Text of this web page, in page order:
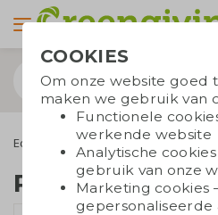
Eco tassen Rugzakken Rugzak
Rugzak RPET
COOKIES
Om onze website goed
maken we gebruik van
Functionele
werkende website
Analytische
gebruik van onze
Marketing cookies
gepersonaliseerde